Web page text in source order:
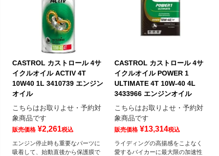
CASTROL カストロール 4サ
イクルオイル ACTIV 4T
10W40 1L 3410739 エンジン
オイル
こちらはお取りよせ・予約対
象商品です
販売価格 ¥2,261税込
エンジン停止時も重要なパーツに
吸着して、始動直後から保護膜で
CASTROL カストロール 4サ
イクルオイル POWER 1
ULTIMATE 4T 10W-40 4L
3433966 エンジンオイル
こちらはお取りよせ・予約対
象商品です
販売価格 ¥13,314税込
ライディングの高揚感をこよなく
愛するバイカーに最大限の加速性